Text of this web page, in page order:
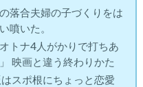
落合夫婦の子づくりをは
噴いた。
トナ4人がかりで打ちあ
映画と違う終わりかた
スポ根にちょっと恋愛